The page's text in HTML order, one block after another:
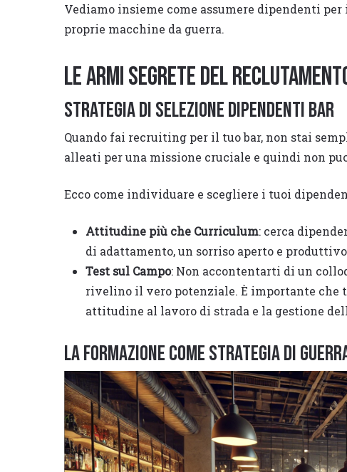
Vediamo insieme come assumere dipendenti
proprie macchine da guerra.
Le Armi segrete del
Strategia di Selezione dipendenti bar
Quando fai recruiting per il tuo bar, non stai
alleati per una missione cruciale e quindi non
Ecco come individuare e scegliere i tuoi
Attitudine più che Curriculum: cerca
di adattamento, un sorriso aperto e produttivo
Test sul Campo: Non accontentarti di un
rivelino il vero potenziale. È importante che
attitudine al lavoro di strada e la gestione
La Formazione Come Strategia di